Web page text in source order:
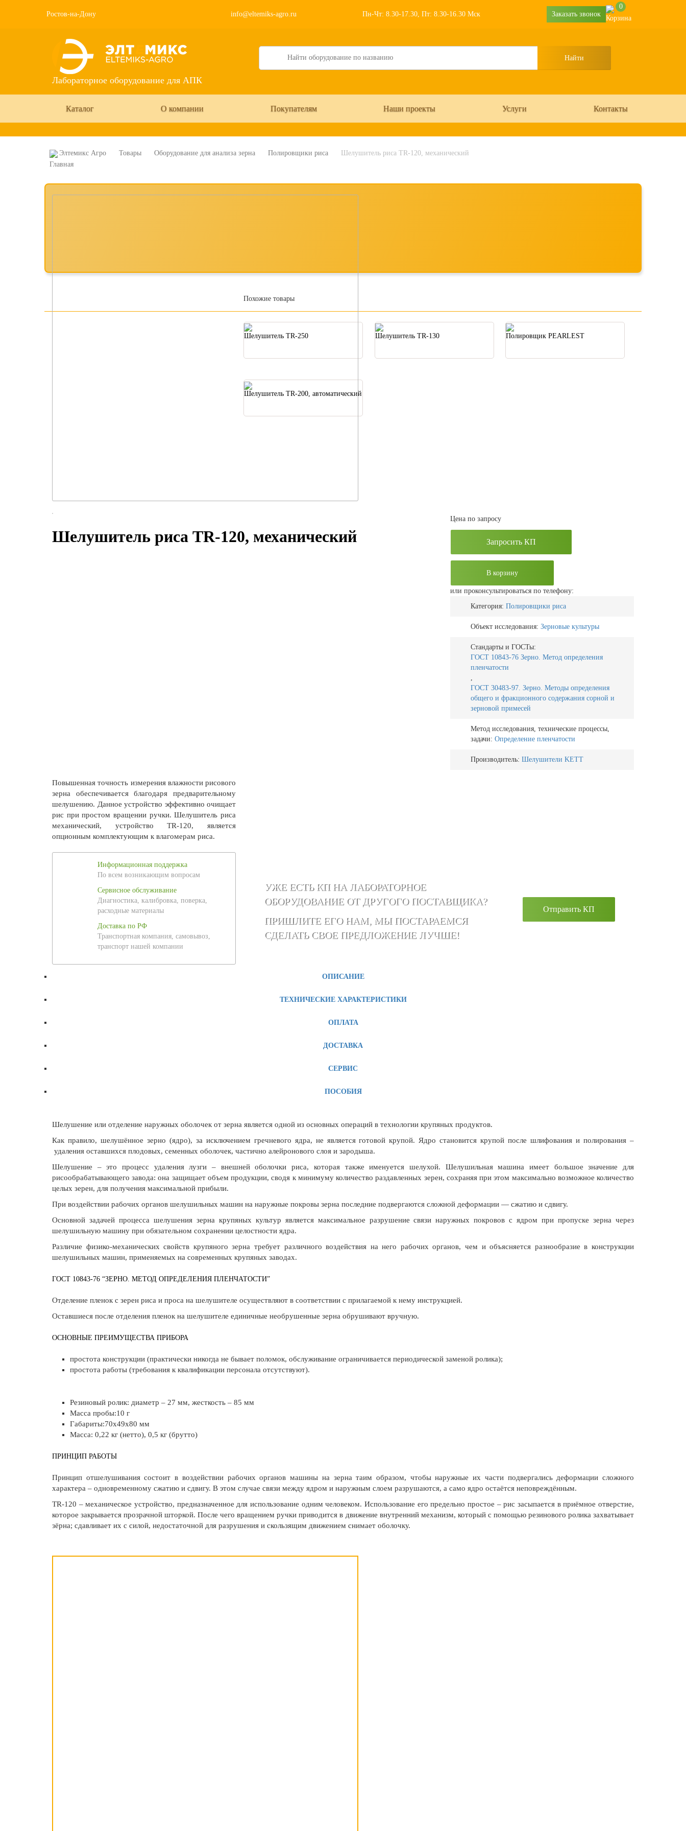
Ростов-на-Дону info@eltemiks-agro.ru Пн-Чт: 8.30-17.30, Пт: 8.30-16.30 Мск Заказать звонок
0
Лабораторное оборудование для АПК
Search
Каталог О компании Покупателям Наши проекты Услуги Контакты
Элтемикс Агро Товары Оборудование для анализа зерна Полировщики риса Шелушитель риса TR-120, механический
Шелушитель риса TR-120, механический
Цена по запросу
Запросить КП
В корзину
или проконсультироваться по телефону:
Категория: Полировщики риса
Объект исследования: Зерновые культуры
Стандарты и ГОСТы:
ГОСТ 10843-76 Зерно. Метод определения
пленчатости
,
ГОСТ 30483-97. Зерно. Методы определения
общего и фракционного содержания сорной и
зерновой примесей
Метод исследования, технические процессы,
задачи: Определение пленчатости
Производитель: Шелушители KETT
Повышенная точность измерения влажности рисового
зерна обеспечивается благодаря предварительному
шелушению. Данное устройство эффективно очищает
рис при простом вращении ручки. Шелушитель риса
механический, устройство TR-120, является
опционным комплектующим к влагомерам риса.
Информационная поддержка
По всем возникающим вопросам
Сервисное обслуживание
Диагностика, калибровка, поверка,
расходные материалы
Доставка по РФ
Транспортная компания, самовывоз,
транспорт нашей компании
УЖЕ ЕСТЬ КП НА ЛАБОРАТОРНОЕ
ОБОРУДОВАНИЕ ОТ ДРУГОГО ПОСТАВЩИКА?
ПРИШЛИТЕ ЕГО НАМ, МЫ ПОСТАРАЕМСЯ
СДЕЛАТЬ СВОЕ ПРЕДЛОЖЕНИЕ ЛУЧШЕ!
Отправить КП
ОПИСАНИЕ
ТЕХНИЧЕСКИЕ ХАРАКТЕРИСТИКИ
ОПЛАТА
ДОСТАВКА
СЕРВИС
ПОСОБИЯ
Шелушение или отделение наружных оболочек от зерна является одной из основных операций в технологии крупяных продуктов.
Как правило, шелушённое зерно (ядро), за исключением гречневого ядра, не является готовой крупой. Ядро становится крупой после шлифования и полирования –
удаления оставшихся плодовых, семенных оболочек, частично алейронового слоя и зародыша.
Шелушение – это процесс удаления лузги – внешней оболочки риса, которая также именуется шелухой. Шелушильная машина имеет большое значение для
рисообрабатывающего завода: она защищает объем продукции, сводя к минимуму количество раздавленных зерен, сохраняя при этом максимально возможное количество
целых зерен, для получения максимальной прибыли.
При воздействии рабочих органов шелушильных машин на наружные покровы зерна последние подвергаются сложной деформации — сжатию и сдвигу.
Основной задачей процесса шелушения зерна крупяных культур является максимальное разрушение связи наружных покровов с ядром при пропуске зерна через
шелушильную машину при обязательном сохранении целостности ядра.
Различие физико-механических свойств крупяного зерна требует различного воздействия на него рабочих органов, чем и объясняется разнообразие в конструкции
шелушильных машин, применяемых на современных крупяных заводах.
ГОСТ 10843-76 “ЗЕРНО. МЕТОД ОПРЕДЕЛЕНИЯ ПЛЕНЧАТОСТИ”
Отделение пленок с зерен риса и проса на шелушителе осуществляют в соответствии с прилагаемой к нему инструкцией.
Оставшиеся после отделения пленок на шелушителе единичные необрушенные зерна обрушивают вручную.
ОСНОВНЫЕ ПРЕИМУЩЕСТВА ПРИБОРА
простота конструкции (практически никогда не бывает поломок, обслуживание ограничивается периодической заменой ролика);
простота работы (требования к квалификации персонала отсутствуют).
Резиновый ролик: диаметр – 27 мм, жесткость – 85 мм
Масса пробы:10 г
Габариты:70х49х80 мм
Масса: 0,22 кг (нетто), 0,5 кг (брутто)
ПРИНЦИП РАБОТЫ
Принцип отшелушивания состоит в воздействии рабочих органов машины на зерна таим образом, чтобы наружные их части подвергались деформации сложного
характера – одновременному сжатию и сдвигу. В этом случае связи между ядром и наружным слоем разрушаются, а само ядро остаётся неповреждённым.
TR-120 – механическое устройство, предназначенное для использование одним человеком. Использование его предельно простое – рис засыпается в приёмное отверстие,
которое закрывается прозрачной шторкой. После чего вращением ручки приводится в движение внутренний механизм, который с помощью резинового ролика захватывает
зёрна; сдавливает их с силой, недостаточной для разрушения и скользящим движением снимает оболочку.
Похожие товары
Шелушитель TR-250 Шелушитель TR-130 Полировщик PEARLEST
Шелушитель TR-200, автоматический